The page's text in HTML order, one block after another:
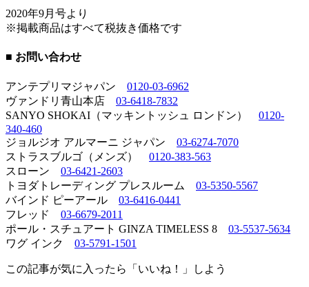
2020年9月号より
※掲載商品はすべて税抜き価格です
■ お問い合わせ
アンテプリマジャパン 0120-03-6962
ヴァンドリ青山本店 03-6418-7832
SANYO SHOKAI（マッキントッシュ ロンドン） 0120-
340-460
ジョルジオ アルマーニ ジャパン 03-6274-7070
ストラスブルゴ（メンズ） 0120-383-563
スローン 03-6421-2603
トヨダトレーディング プレスルーム 03-5350-5567
バインド ピーアール 03-6416-0441
フレッド 03-6679-2011
ポール・スチュアート GINZA TIMELESS 8 03-5537-5634
ワグ インク 03-5791-1501
この記事が気に入ったら「いいね！」しよう